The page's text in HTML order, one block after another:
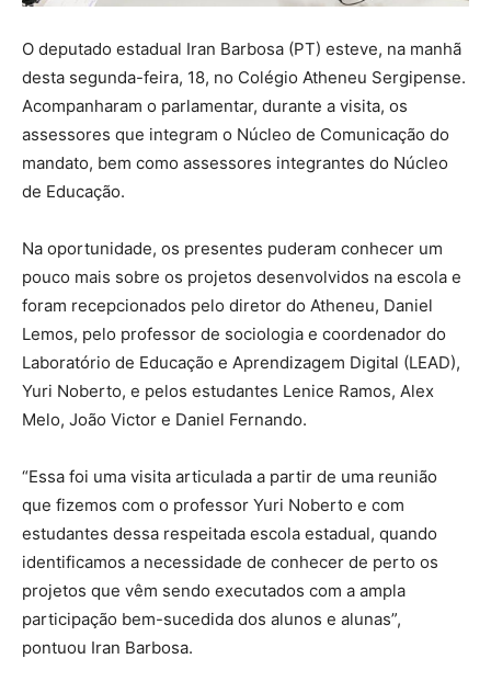
O deputado estadual Iran Barbosa (PT) esteve, na manhã
desta segunda-feira, 18, no Colégio Atheneu Sergipense.
Acompanharam o parlamentar, durante a visita, os
assessores que integram o Núcleo de Comunicação do
mandato, bem como assessores integrantes do Núcleo
de Educação.
Na oportunidade, os presentes puderam conhecer um
pouco mais sobre os projetos desenvolvidos na escola e
foram recepcionados pelo diretor do Atheneu, Daniel
Lemos, pelo professor de sociologia e coordenador do
Laboratório de Educação e Aprendizagem Digital (LEAD),
Yuri Noberto, e pelos estudantes Lenice Ramos, Alex
Melo, João Victor e Daniel Fernando.
“Essa foi uma visita articulada a partir de uma reunião
que fizemos com o professor Yuri Noberto e com
estudantes dessa respeitada escola estadual, quando
identificamos a necessidade de conhecer de perto os
projetos que vêm sendo executados com a ampla
participação bem-sucedida dos alunos e alunas”,
pontuou Iran Barbosa.